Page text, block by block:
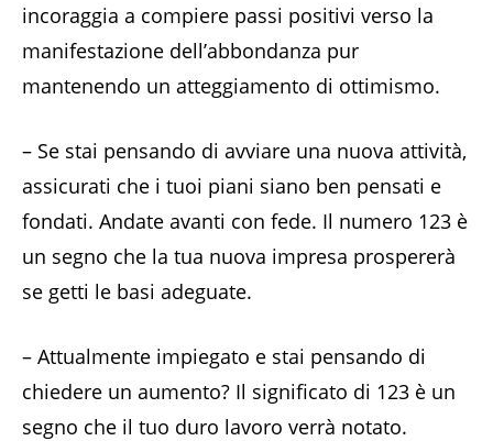
incoraggia a compiere passi positivi verso la
manifestazione dell’abbondanza pur
mantenendo un atteggiamento di ottimismo.
– Se stai pensando di avviare una nuova attività,
assicurati che i tuoi piani siano ben pensati e
fondati. Andate avanti con fede. Il numero 123 è
un segno che la tua nuova impresa prospererà
se getti le basi adeguate.
– Attualmente impiegato e stai pensando di
chiedere un aumento? Il significato di 123 è un
segno che il tuo duro lavoro verrà notato.